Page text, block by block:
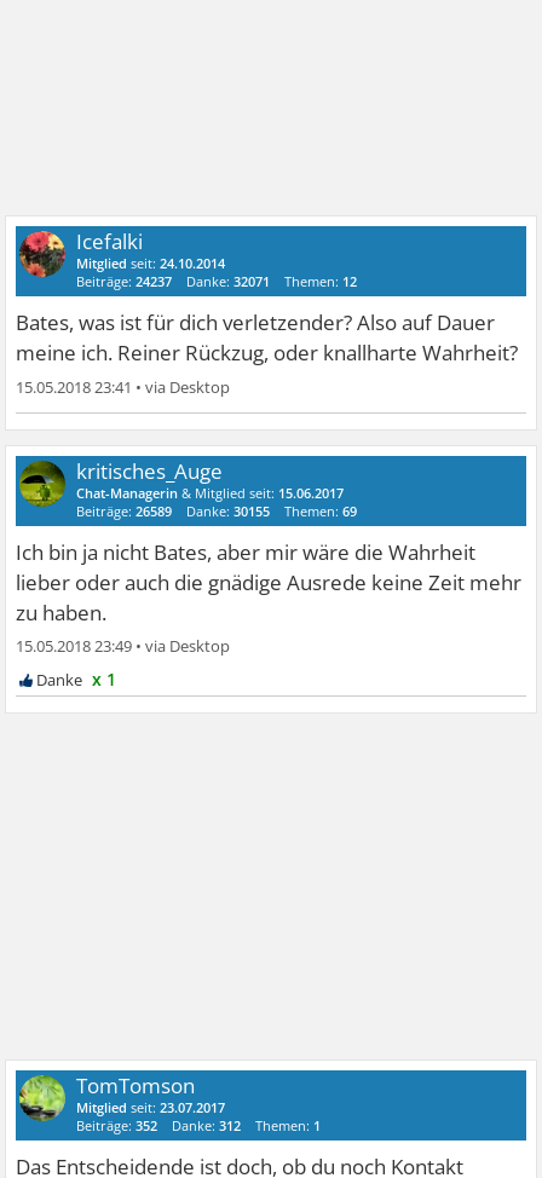
Icefalki
Mitglied seit:24.10.2014
Beiträge:24237 Danke:32071 Themen: 12
Bates, was ist für dich verletzender? Also auf Dauer
meine ich. Reiner Rückzug, oder knallharte Wahrheit?
15.05.2018 23:41 •
kritisches_Auge
Chat-Managerin & Mitglied seit: 15.06.2017
Beiträge:26589 Danke:30155 Themen:69
Ich bin ja nicht Bates, aber mir wäre die Wahrheit
lieber oder auch die gnädige Ausrede keine Zeit mehr
zu haben.
15.05.2018 23:49 •
x 1
TomTomson
Mitglied seit:23.07.2017
Beiträge:352 Danke:312 Themen: 1
Das Entscheidende ist doch, ob du noch Kontakt